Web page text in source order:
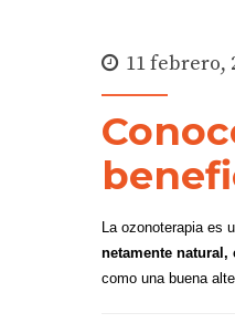
11 febrero,
La ozonoterapia es
netamente
como una buena